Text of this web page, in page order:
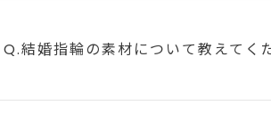
Q.結婚指輪の素材について教えてく